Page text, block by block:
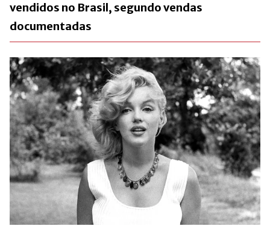
vendidos no Brasil, segundo vendas
documentadas